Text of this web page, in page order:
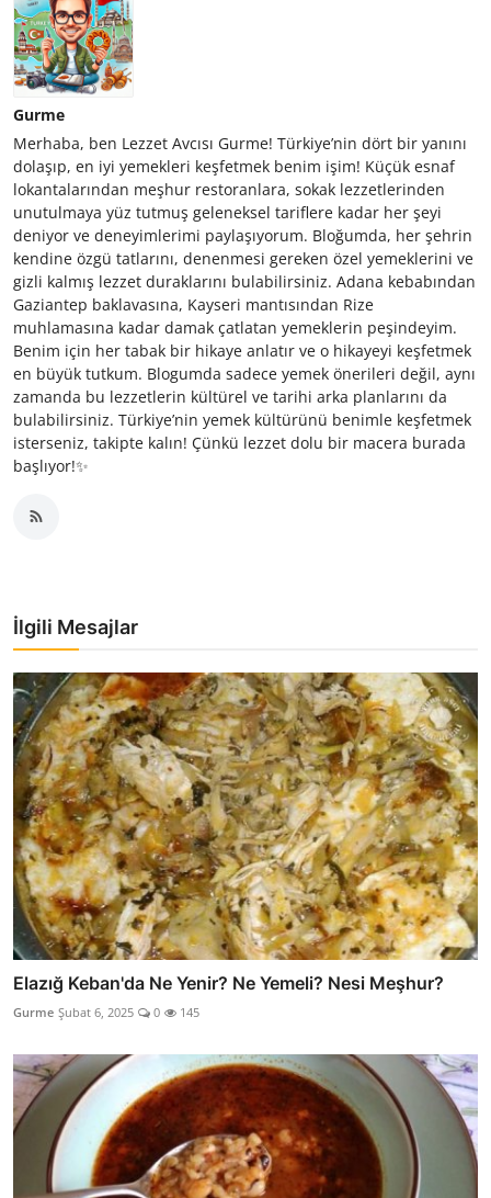
Gurme
Merhaba, ben Lezzet Avcısı Gurme! Türkiye’nin dört bir yanını
dolaşıp, en iyi yemekleri keşfetmek benim işim! Küçük esnaf
lokantalarından meşhur restoranlara, sokak lezzetlerinden
unutulmaya yüz tutmuş geleneksel tariflere kadar her şeyi
deniyor ve deneyimlerimi paylaşıyorum. Bloğumda, her şehrin
kendine özgü tatlarını, denenmesi gereken özel yemeklerini ve
gizli kalmış lezzet duraklarını bulabilirsiniz. Adana kebabından
Gaziantep baklavasına, Kayseri mantısından Rize
muhlamasına kadar damak çatlatan yemeklerin peşindeyim.
Benim için her tabak bir hikaye anlatır ve o hikayeyi keşfetmek
en büyük tutkum. Blogumda sadece yemek önerileri değil, aynı
zamanda bu lezzetlerin kültürel ve tarihi arka planlarını da
bulabilirsiniz. Türkiye’nin yemek kültürünü benimle keşfetmek
isterseniz, takipte kalın! Çünkü lezzet dolu bir macera burada
başlıyor!✨
İlgili Mesajlar
Elazığ Keban'da Ne Yenir? Ne Yemeli? Nesi Meşhur?
Gurme Şubat 6, 2025 0 145